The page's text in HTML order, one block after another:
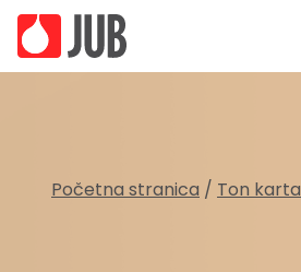
Početna stranica / Ton